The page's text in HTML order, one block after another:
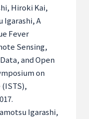
Hiroki Kai,
Igarashi, A
Fever
Sensing,
and Open
on
Igarashi,